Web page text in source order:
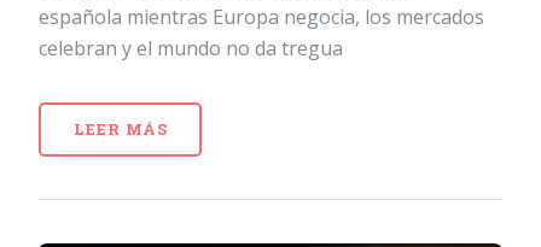
española mientras Europa negocia, los mercados
celebran y el mundo no da tregua
LEER MÁS